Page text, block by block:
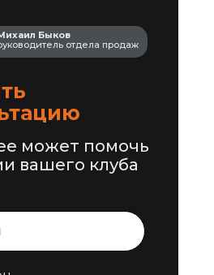
может помочь
вашего клуба
отдела продаж
Быков